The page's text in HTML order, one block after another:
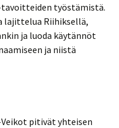
työstämistä.
lajittelua Riihiksellä,
ja luoda käytännöt
ja niistä
pitivät yhteisen